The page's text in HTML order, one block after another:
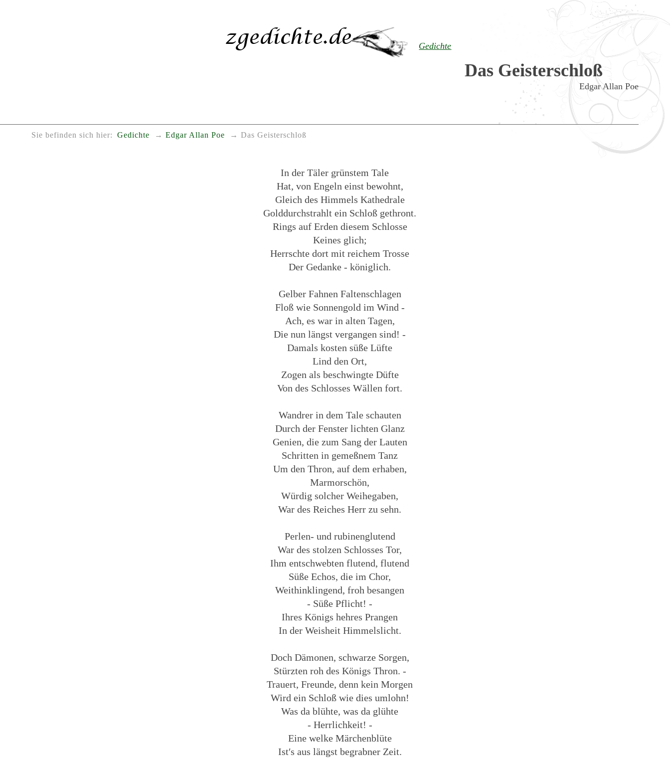
Gedichte
Das Geisterschloß
Edgar Allan Poe
Sie befinden sich hier: Gedichte Edgar Allan Poe Das Geisterschloß
In der Täler grünstem Tale
Hat, von Engeln einst bewohnt,
Gleich des Himmels Kathedrale
Golddurchstrahlt ein Schloß gethront.
Rings auf Erden diesem Schlosse
Keines glich;
Herrschte dort mit reichem Trosse
Der Gedanke - königlich.
Gelber Fahnen Faltenschlagen
Floß wie Sonnengold im Wind -
Ach, es war in alten Tagen,
Die nun längst vergangen sind! -
Damals kosten süße Lüfte
Lind den Ort,
Zogen als beschwingte Düfte
Von des Schlosses Wällen fort.
Wandrer in dem Tale schauten
Durch der Fenster lichten Glanz
Genien, die zum Sang der Lauten
Schritten in gemeßnem Tanz
Um den Thron, auf dem erhaben,
Marmorschön,
Würdig solcher Weihegaben,
War des Reiches Herr zu sehn.
Perlen- und rubinenglutend
War des stolzen Schlosses Tor,
Ihm entschwebten flutend, flutend
Süße Echos, die im Chor,
Weithinklingend, froh besangen
- Süße Pflicht! -
Ihres Königs hehres Prangen
In der Weisheit Himmelslicht.
Doch Dämonen, schwarze Sorgen,
Stürzten roh des Königs Thron. -
Trauert, Freunde, denn kein Morgen
Wird ein Schloß wie dies umlohn!
Was da blühte, was da glühte
- Herrlichkeit! -
Eine welke Märchenblüte
Ist′s aus längst begrabner Zeit.